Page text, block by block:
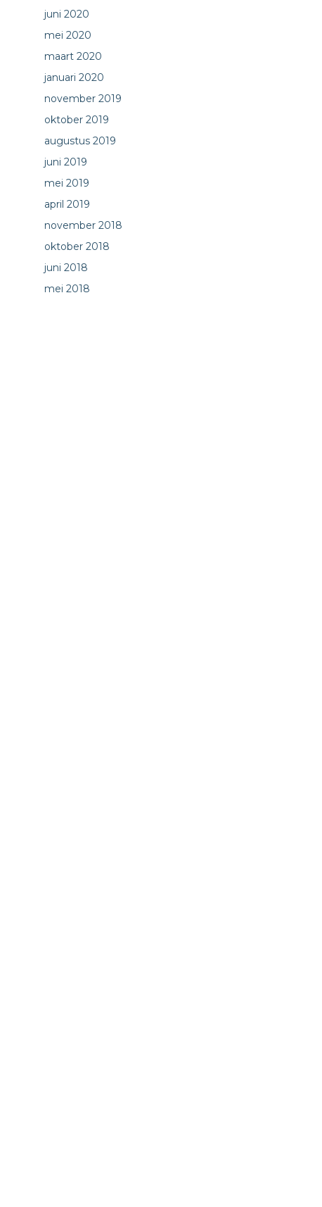
juni 2020
mei 2020
maart 2020
januari 2020
november 2019
oktober 2019
augustus 2019
juni 2019
mei 2019
april 2019
november 2018
oktober 2018
juni 2018
mei 2018